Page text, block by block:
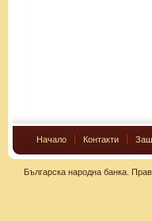
Начало Контакти
Българска народна банка.